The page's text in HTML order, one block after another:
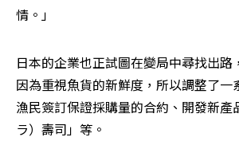
情。」
日本的企業也正試圖在變局中尋找出路
因為重視魚貨的新鮮度，所以調整了一
漁民簽訂保證採購量的合約、開發新產
ラ）壽司」等。